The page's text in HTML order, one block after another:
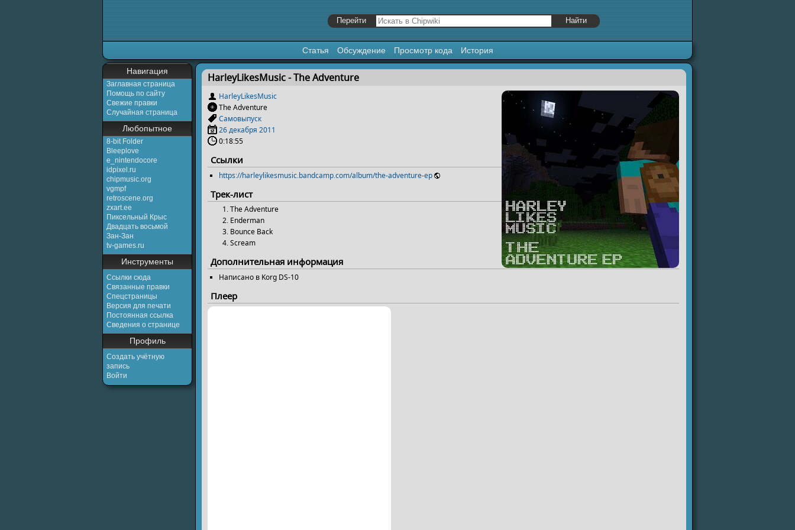
Статья Обсуждение Просмотр кода История
Навигация
Заглавная страница
Помощь по сайту
Свежие правки
Случайная страница
Любопытное
8-bit Folder
Bleeplove
e_nintendocore
idpixel.ru
chipmusic.org
vgmpf
retroscene.org
zxart.ee
Пиксельный Крыс
Двадцать восьмой
Зан-Зан
tv-games.ru
Инструменты
Ссылки сюда
Связанные правки
Спецстраницы
Версия для печати
Постоянная ссылка
Сведения о странице
Профиль
Создать учётную
запись
Войти
Перейти к:навигация,поиск
HarleyLikesMusic - The Adventure
HarleyLikesMusic
The Adventure
Самовыпуск
26 декабря 2011
0:18:55
Ссылки
https://harleylikesmusic.bandcamp.com/album/the-adventure-ep
Трек-лист
The Adventure
Enderman
Bounce Back
Scream
Дополнительная информация
Написано в Korg DS-10
Плеер